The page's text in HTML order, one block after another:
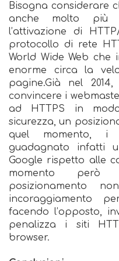
Bisogna considerare
anche molto più
l’attivazione di
protocollo di rete
World Wide Web che
enorme circa la
pagine.Già nel
convincere i
ad HTTPS in
sicurezza, un
quel momento, i
guadagnato infatti
Google rispetto alle
momento però
posizionamento
incoraggiamento
facendo l’opposto,
penalizza i siti
browser.